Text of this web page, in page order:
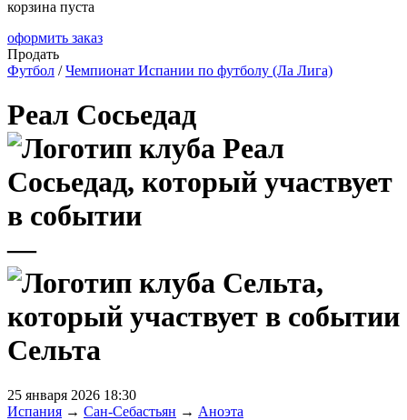
корзина пуста
оформить заказ
Продать
Футбол /Чемпионат Испании по футболу (Ла Лига)
Реал Сосьедад
—
Сельта
25 января 2026 18:30
Испания → Сан-Себастьян → Аноэта